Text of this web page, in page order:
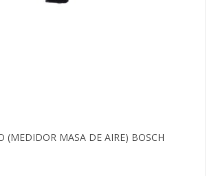
(MEDIDOR MASA DE AIRE) BOSCH